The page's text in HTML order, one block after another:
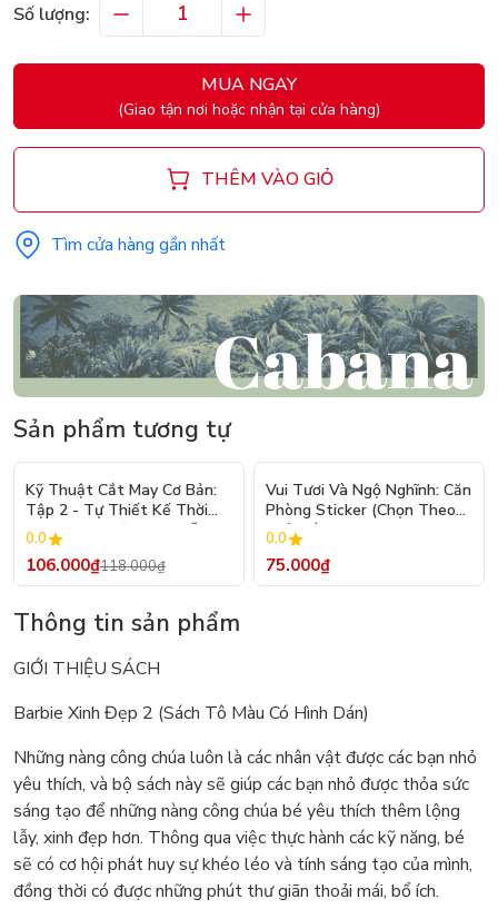
Số lượng:
MUA NGAY
(Giao tận nơi hoặc nhận tại cửa hàng)
THÊM VÀO GIỎ
Tìm cửa hàng gần nhất
Sản phẩm tương tự
- 10%
Kỹ Thuật Cắt May Cơ Bản:
Tập 2 - Tự Thiết Kế Thời
Trang Nam Nữ - Tạo Mẫu
Rập - Kỹ Thuật Nhảy Size
0.0
106.000₫118.000₫
Vui Tươi Và Ngộ Nghĩnh: Căn
Phòng Sticker (Chọn Theo
Chủ Đề) - Hơn 250 Sticker
0.0
75.000₫
Thông tin sản phẩm
GIỚI THIỆU SÁCH
Barbie Xinh Đẹp 2 (Sách Tô Màu Có Hình Dán)
Những nàng công chúa luôn là các nhân vật được các bạn nhỏ
yêu thích, và bộ sách này sẽ giúp các bạn nhỏ được thỏa sức
sáng tạo để những nàng công chúa bé yêu thích thêm lộng
lẫy, xinh đẹp hơn. Thông qua việc thực hành các kỹ năng, bé
sẽ có cơ hội phát huy sự khéo léo và tính sáng tạo của mình,
đồng thời có được những phút thư giãn thoải mái, bổ ích.